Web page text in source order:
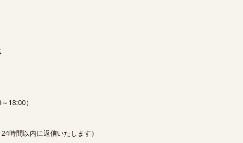
18:00）
間以内に返信いたします）